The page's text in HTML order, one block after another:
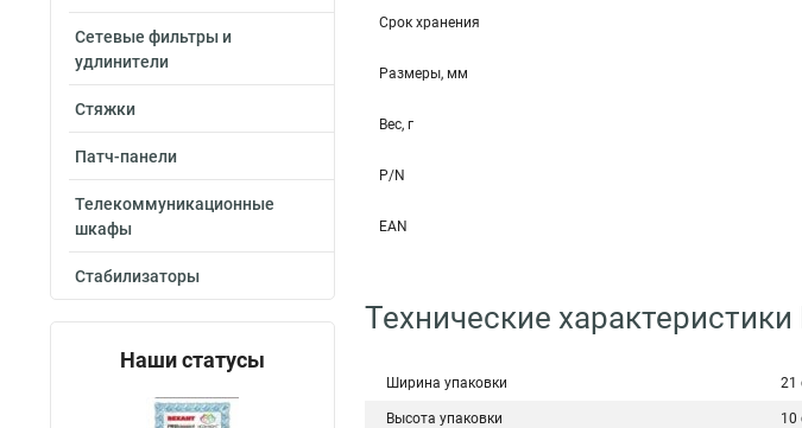
Сетевые фильтры и
удлинители
Стяжки
Патч-панели
Телекоммуникационные
шкафы
Стабилизаторы
Наши статусы
Срок хранения
Размеры, мм
Вес, г
P/N
EAN
Технические
Ширина упаковки 21
Высота упаковки 10